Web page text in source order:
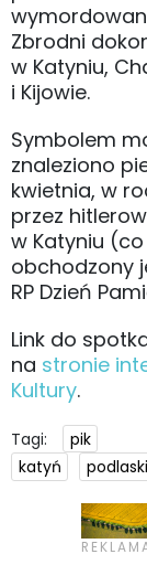
Zbrodni
w Katyniu,
i Kijowie.
Symbolem
znaleziono
kwietnia, w
przez
w Katyniu (co
obchodzony
RP Dzień
Link do
na stronie
Kultury.
Tagi:
pik
katyń